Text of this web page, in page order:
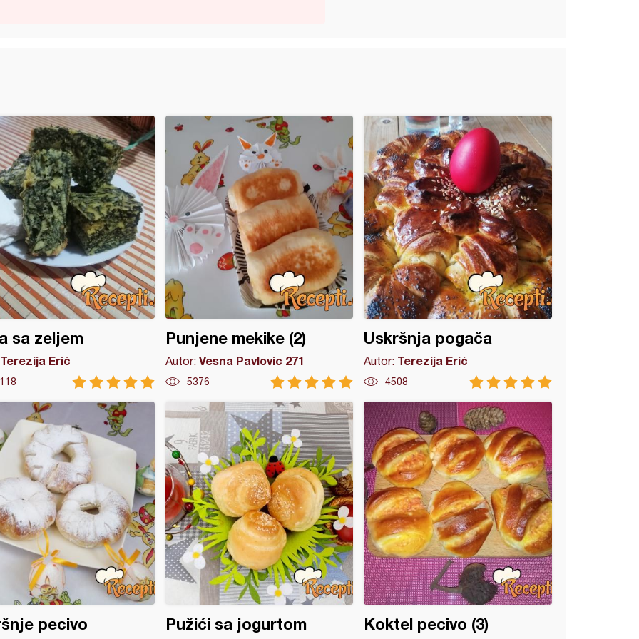
sa zeljem
Terezija Erić
Punjene mekike (2)
Autor: Vesna Pavlovic 271
5376
Uskršnja pogača
Autor: Terezija Erić
4508
pecivo Pužići sa jogurtom Koktel pecivo (3)